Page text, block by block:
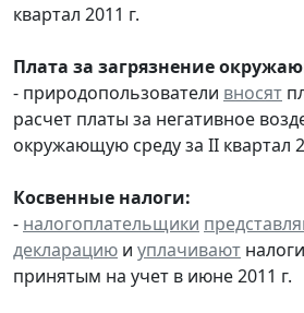
квартал 2011 г.
Плата за загрязнение
- природопользователи вносят
расчет платы за негативное
окружающую среду за II квартал
Косвенные налоги:
- налогоплательщики
декларацию и уплачивают
принятым на учет в июне 2011 г.